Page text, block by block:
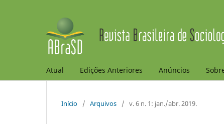
Atual Edições Anteriores Anúncios
Início / Arquivos / v. 6 n. 1: jan./abr. 2019.